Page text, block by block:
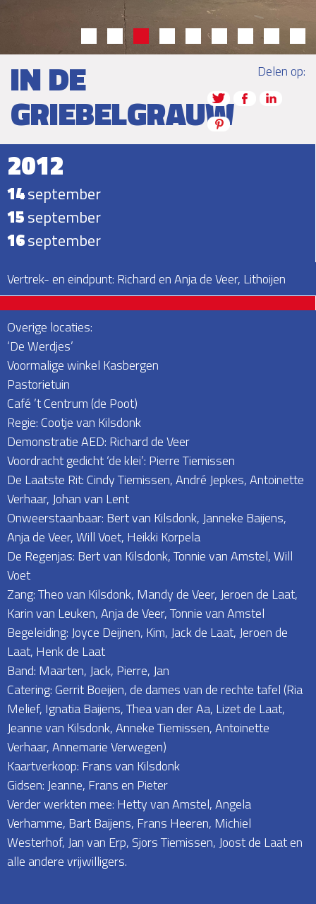
IN DE
GRIEBELGRAUW
Delen op:
2012
14september
15september
16september
Vertrek- en eindpunt: Richard en Anja de Veer, Lithoijen
Overige locaties:
‘De Werdjes’
Voormalige winkel Kasbergen
Pastorietuin
Café ’t Centrum (de Poot)
Regie: Cootje van Kilsdonk
Demonstratie AED: Richard de Veer
Voordracht gedicht ‘de klei’: Pierre Tiemissen
De Laatste Rit: Cindy Tiemissen, André Jepkes, Antoinette
Verhaar, Johan van Lent
Onweerstaanbaar: Bert van Kilsdonk, Janneke Baijens,
Anja de Veer, Will Voet, Heikki Korpela
De Regenjas: Bert van Kilsdonk, Tonnie van Amstel, Will
Voet
Zang: Theo van Kilsdonk, Mandy de Veer, Jeroen de Laat,
Karin van Leuken, Anja de Veer, Tonnie van Amstel
Begeleiding: Joyce Deijnen, Kim, Jack de Laat, Jeroen de
Laat, Henk de Laat
Band: Maarten, Jack, Pierre, Jan
Catering: Gerrit Boeijen, de dames van de rechte tafel (Ria
Melief, Ignatia Baijens, Thea van der Aa, Lizet de Laat,
Jeanne van Kilsdonk, Anneke Tiemissen, Antoinette
Verhaar, Annemarie Verwegen)
Kaartverkoop: Frans van Kilsdonk
Gidsen: Jeanne, Frans en Pieter
Verder werkten mee: Hetty van Amstel, Angela
Verhamme, Bart Baijens, Frans Heeren, Michiel
Westerhof, Jan van Erp, Sjors Tiemissen, Joost de Laat en
alle andere vrijwilligers.